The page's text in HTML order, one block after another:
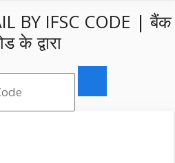
BY IFSC CODE | बैंक
के द्वारा